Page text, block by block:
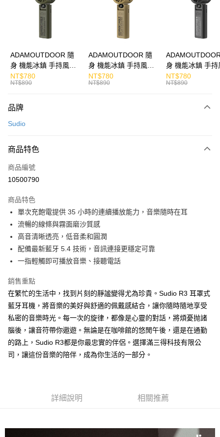
運送方式
免運費
付款後7-11取貨
宅配
每筆NT$130，滿NT$399(含以上)免運費
ADAMOUTDOOR 隨
身 機能冰鎮 手持風扇
掛繩
NT$780
NT$890
ADAMOUTDOOR 隨
身 機能冰鎮 手持風扇
掛繩
NT$780
NT$890
身 機能冰鎮 手持
掛繩
NT$780
NT$890
品牌
Sudio
商品特色
商品編號
10500790
商品特色
單次充飽電提供 35 小時的連續播放能力，音樂隨時在耳
流暢的線條與霧面磨沙質感
高音清晰透亮，低音柔和圓潤
配備最新藍牙 5.4 技術，音訊連接更穩定可靠
一指輕觸即可播放音樂、接聽電話
銷售重點
在繁忙的生活中，找到片刻的靜謐變得尤為珍貴。Sudio R3 耳罩式
藍牙耳機，將音樂的美好與舒適的佩戴感結合，讓你隨時隨地享受
私密的音樂時光。每一次的旋律，都像是心靈的對話，將煩憂抛諸
腦後，讓音符帶你遨遊。無論是在咖啡館的悠閒午後，還是在通勤
的路上，Sudio R3都是你最忠實的伴侶。選擇滿三得科技有限公
司，讓這份音樂的陪伴，成為你生活的一部分。
詳細說明 相關推薦